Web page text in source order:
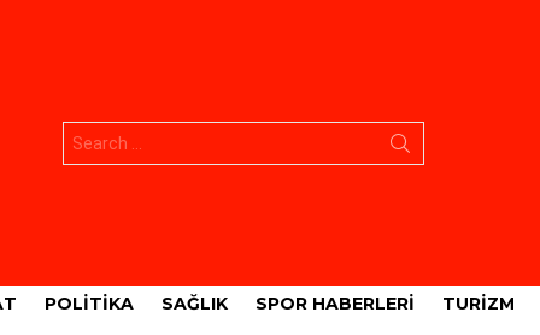
POLITIKA SAĞLIK SPOR HABERLERI TURIZM